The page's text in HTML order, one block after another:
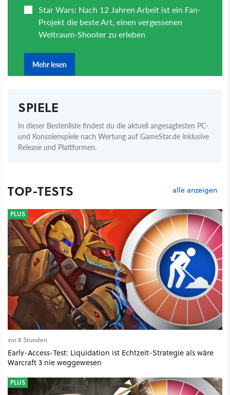
SPIELE
In dieser Bestenliste findest du die aktuell angesagtesten PC-
und Konsolenspiele nach Wertung auf GameStar.de inklusive
Release und Plattformen.
TOP-TESTS alle anzeigen
PLUS
vor 8 Stunden
Early-Access-Test: Liquidation ist Echtzeit-Strategie als wäre
Warcraft 3 nie weggewesen
PLUS